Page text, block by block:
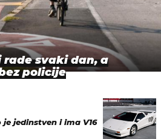
rade svaki dan, a
policije
jedinstven i ima V16